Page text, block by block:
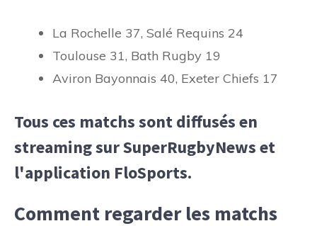
La Rochelle 37, Salé Requins 24
Toulouse 31, Bath Rugby 19
Aviron Bayonnais 40, Exeter Chiefs 17
Tous ces matchs sont diffusés en
streaming sur SuperRugbyNews et
l'application FloSports.
Comment regarder les matchs